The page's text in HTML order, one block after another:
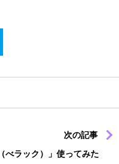
次の記事
べラック）」使ってみた